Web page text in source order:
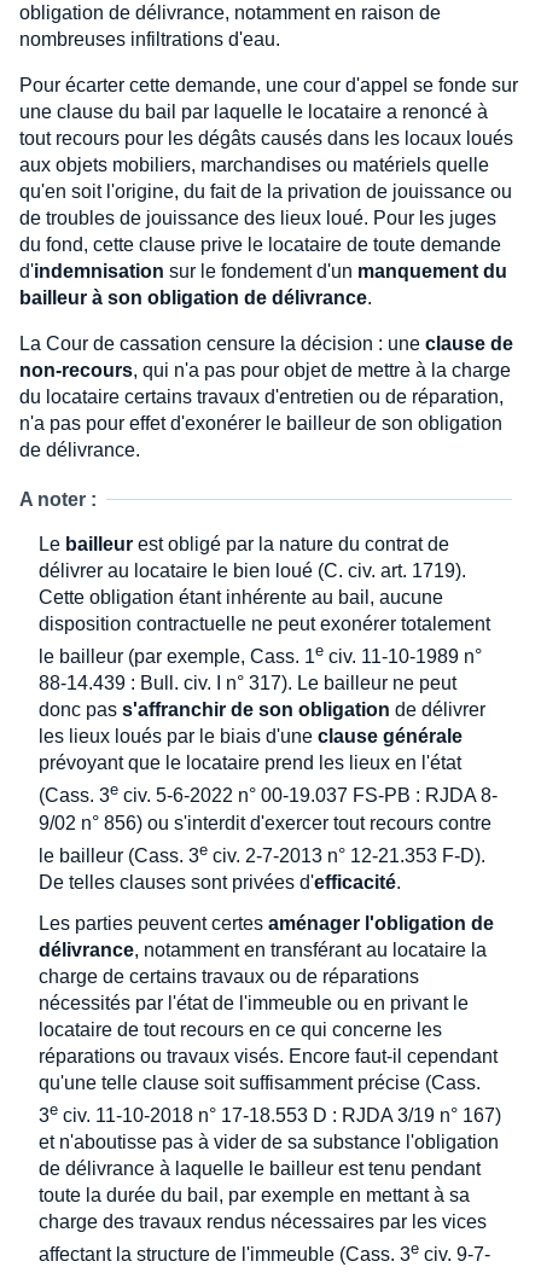
obligation de délivrance, notamment en raison de
nombreuses infiltrations d'eau.
Pour écarter cette demande, une cour d'appel se fonde sur
une clause du bail par laquelle le locataire a renoncé à
tout recours pour les dégâts causés dans les locaux loués
aux objets mobiliers, marchandises ou matériels quelle
qu'en soit l'origine, du fait de la privation de jouissance ou
de troubles de jouissance des lieux loué. Pour les juges
du fond, cette clause prive le locataire de toute demande
d'indemnisation sur le fondement d'un manquement du
bailleur à son obligation de délivrance.
La Cour de cassation censure la décision : une clause de
non-recours, qui n'a pas pour objet de mettre à la charge
du locataire certains travaux d'entretien ou de réparation,
n'a pas pour effet d'exonérer le bailleur de son obligation
de délivrance.
A noter :
Le bailleur est obligé par la nature du contrat de
délivrer au locataire le bien loué (C. civ. art. 1719).
Cette obligation étant inhérente au bail, aucune
disposition contractuelle ne peut exonérer totalement
le bailleur (par exemple, Cass. 1e civ. 11-10-1989 n°
88-14.439 : Bull. civ. I n° 317). Le bailleur ne peut
donc pas s'affranchir de son obligation de délivrer
les lieux loués par le biais d'une clause générale
prévoyant que le locataire prend les lieux en l'état
(Cass. 3e civ. 5-6-2022 n° 00-19.037 FS-PB : RJDA 8-
9/02 n° 856) ou s'interdit d'exercer tout recours contre
le bailleur (Cass. 3e civ. 2-7-2013 n° 12-21.353 F-D).
De telles clauses sont privées d'efficacité.
Les parties peuvent certes aménager l'obligation de
délivrance, notamment en transférant au locataire la
charge de certains travaux ou de réparations
nécessités par l'état de l'immeuble ou en privant le
locataire de tout recours en ce qui concerne les
réparations ou travaux visés. Encore faut-il cependant
qu'une telle clause soit suffisamment précise (Cass.
3e civ. 11-10-2018 n° 17-18.553 D : RJDA 3/19 n° 167)
et n'aboutisse pas à vider de sa substance l'obligation
de délivrance à laquelle le bailleur est tenu pendant
toute la durée du bail, par exemple en mettant à sa
charge des travaux rendus nécessaires par les vices
affectant la structure de l'immeuble (Cass. 3e civ. 9-7-